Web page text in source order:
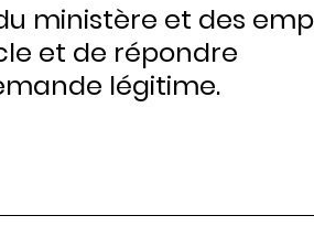
ministère et des
et de répondre
légitime.